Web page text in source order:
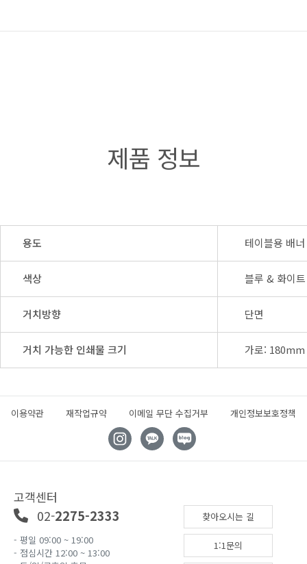
제품 정보
용도 테이블용 배
색상 블루 & 화이
거치방향 단면
거치 가능한 인쇄물 크기 가로:
이용약관 재작업규약 이메일 무단 수집거부 개인정보보호정책
고객센터
02-2275-2333
- 평일 09:00 ~ 19:00
- 점심시간 12:00 ~ 13:00
찾아오시는 길
1:1문의